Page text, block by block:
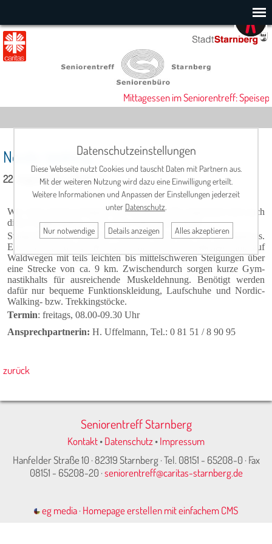
Mittagessen im Seniorentreff:
Nordic Walking
22. August 2025, 08:00 Uhr
Wie viele andere Gruppen des Seniorentreffs organisiert sich auch
diese Gruppe selbst – ganz ohne offiziellen Trainer.
Startpunkt ist der Riedener Weg auf Höhe des TSV-Sportplatzes.
Ein fester Rundweg führt nach einem kurzen Straßenabschnitt auf
Waldwegen mit teils leich­ten bis mittelschweren Steigungen über
eine Strecke von ca. 9 km. Zwischendurch sorgen kurze Gym­
nastik­halts für ausreichende Muskel­dehnung. Benötigt werden
dafür nur bequeme Funktionskleidung, Lauf­schuhe und Nordic-
Walking- bzw. Trekking­stöcke.
Termin: freitags, 08.00-09.30 Uhr
Ansprechpartnerin: H. Uffelmann, Tel.: 0 81 51 / 8 90 95
zurück
Seniorentreff Starnberg
Kontakt•Datenschutz•Impressum
Hanfelder Straße 10 · 82319 Starnberg · Tel. 08151 - 65208-0 · Fax
08151 - 65208-20 ·seniorentreff@caritas-starnberg.de
eg media·Homepage erstellen mit einfachem CMS
Datenschutzeinstellungen
Diese Webseite nutzt Cookies und tauscht Daten mit Partnern aus.
Mit der weiteren Nutzung wird dazu eine Einwilligung erteilt.
Weitere Informationen und Anpassen der Einstellungen jederzeit
unter Datenschutz
Nur notwendige Details anzeigen Alles akzeptieren